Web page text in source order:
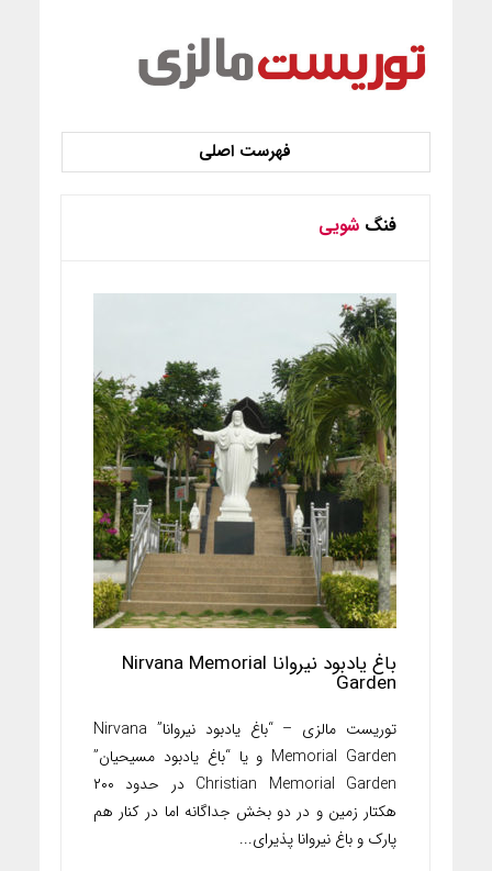
فنگ شویی
باغ یادبود نیروانا Nirvana Memorial
Garden
توریست مالزی – “باغ یادبود نیروانا” Nirvana
Memorial Garden و یا “باغ یادبود مسیحیان”
Christian Memorial Garden در حدود ۲۰۰
هکتار زمین و در دو بخش جداگانه اما در کنار هم
پارک و باغ نیروانا پذیرای...